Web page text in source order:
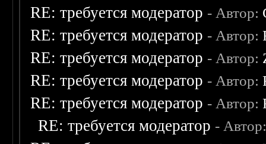
RE: требуется модератор - Автор:
RE: требуется модератор - Автор:
RE: требуется модератор - Автор:
RE: требуется модератор - Автор:
RE: требуется модератор - Автор:
RE: требуется модератор -